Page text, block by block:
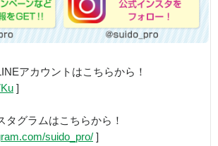
アカウントはこちらから！
]
グラムはこちらから！
suido_pro/ ]